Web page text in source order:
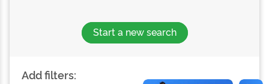
Start a new search
Add filters: